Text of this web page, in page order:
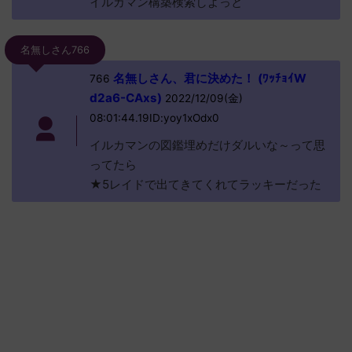
名無しさん766
766 名無しさん、君に決めた！ (ﾜｯﾁｮｲW
d2a6-CAxs) 2022/12/09(金)
08:01:44.19ID:yoy1xOdx0
イルカマンの図鑑埋めだけダルいな～って思
ってたら
★5レイドで出てきてくれてラッキーだった